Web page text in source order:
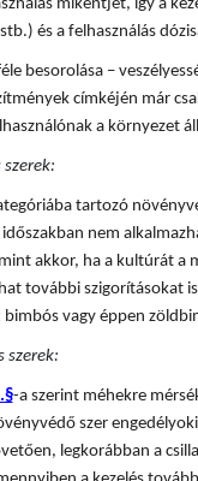
mikéntjét, így a
és a felhasználás
besorolása –
címkéjén már
a környezet
tartozó
nem
akkor, ha a kultúrát a
további szigorításokat
vagy éppen
szerek:
-a szerint méhekre
szer
legkorábban a